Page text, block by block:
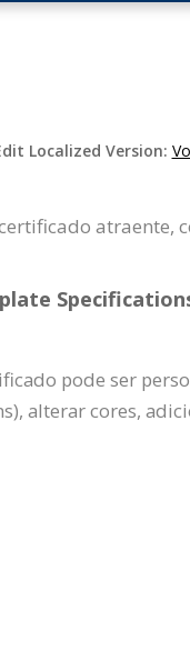
Localized Version:
atraente,
pode ser
alterar cores,